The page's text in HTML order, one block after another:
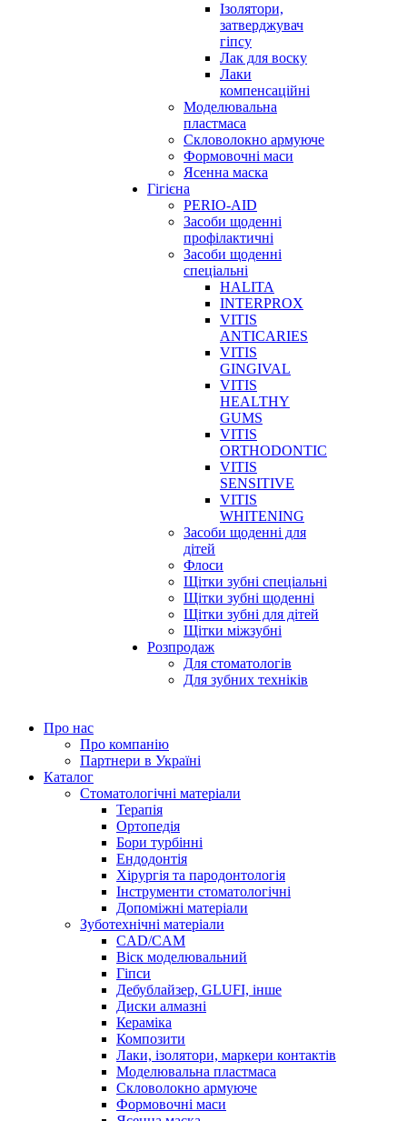
Ізолятори,
затверджувач
гіпсу
Лак для воску
Лаки
компенсаційні
Моделювальна
пластмаса
Скловолокно армуюче
Формовочні маси
Ясенна маска
Гігієна
PERIO-AID
Засоби щоденні
профілактичні
Засоби щоденні
спеціальні
HALITA
INTERPROX
VITIS
ANTICARIES
VITIS
GINGIVAL
VITIS
HEALTHY
GUMS
VITIS
ORTHODONTIC
VITIS
SENSITIVE
VITIS
WHITENING
Засоби щоденні для
дітей
Флоси
Щітки зубні спеціальні
Щітки зубні щоденні
Щітки зубні для дітей
Щітки міжзубні
Розпродаж
Для стоматологів
Для зубних техніків
Про нас
Про компанію
Партнери в Україні
Каталог
Стоматологічні матеріали
Терапія
Ортопедія
Бори турбінні
Ендодонтія
Хірургія та пародонтологія
Інструменти стоматологічні
Допоміжні матеріали
Зуботехнічні матеріали
CAD/CAM
Віск моделювальний
Гіпси
Дебублайзер, GLUFI, інше
Диски алмазні
Кераміка
Композити
Лаки, ізолятори, маркери контактів
Моделювальна пластмаса
Скловолокно армуюче
Формовочні маси